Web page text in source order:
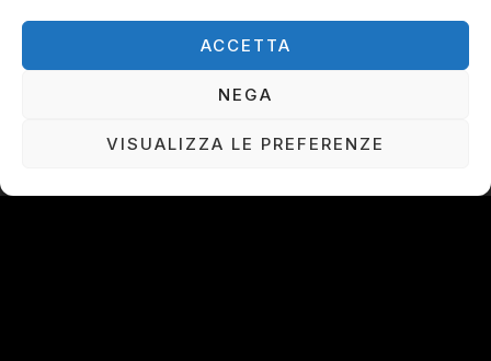
ACCETTA
NEGA
VISUALIZZA LE PREFERENZE
La Ciurma live@ SVS Livorno